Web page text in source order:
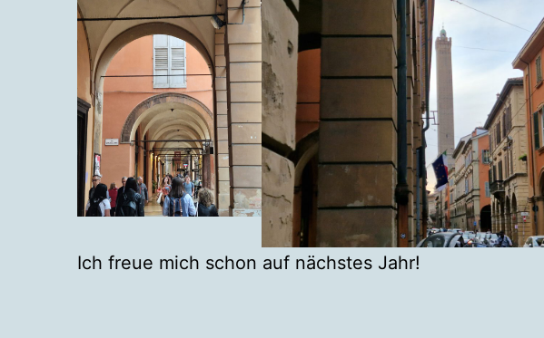
Ich freue mich schon auf nächstes Jahr!